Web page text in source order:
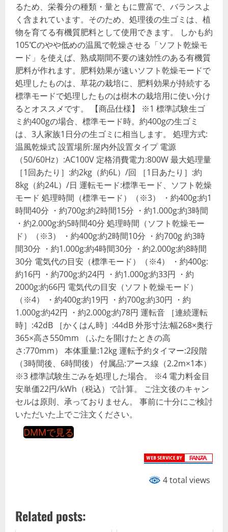
るため、栄養分の種類・量ともに豊富で、バランスよ
く含まれています。そのため、処理後の生ゴミは、植
物を育てる有機質肥料として使用できます。 しかも約
105℃のやや低めの温風で乾燥させる「ソフト乾燥モ
ード」を使えば、熟成期間不要の速効性のある有機質
肥料が作れます。肥料効果が速いソフト乾燥モードで
処理したものは、草花の栽培に、肥料効果が持続する
標準モードで処理したものは樹木の栽培用に使い分け
るとオススメです。 【商品仕様】 ※1 標準試験生ゴ
ミ約400gの場合、標準モード時。約400gの生ゴミ
は、3人家族1日分の生ゴミに相当します。 処理方式:
温風乾燥式 設置場所:屋内外設置タイプ 電源
（50/60Hz）:AC100V 定格消費電力:800W 最大処理量
［1回あたり］:約2kg（約6L）/回 ［1日あたり］:約
8kg（約24L）/日 運転モード:標準モード、ソフト乾燥
モード 処理時間（標準モード）（※3） ・約400g:約1
時間40分 ・約700g:約2時間15分 ・約1.000g:約3時間
・約2.000g:約5時間40分 処理時間（ソフト乾燥モー
ド）（※3） ・約400g:約2時間10分 ・約700g 約3時
間30分 ・約1.000g:約4時間30分 ・約2.000g:約8時間
30分 電気代の目安（標準モード）（※4） ・約400g:
約16円 ・約700g:約24円 ・約1.000g:約33円 ・約
2000g:約66円 電気代の目安（ソフト乾燥モード）
（※4） ・約400g:約19円 ・約700g:約30円 ・約
1.000g:約42円 ・約2.000g:約78円 運転音 ［連続運転
時］:42dB ［かくはん時］:44dB 外形寸法:幅268×奥行
365×高さ550mm （ふたを開けたときの高
さ:770mm） 本体重量:12kg 運転予約タイマー:2段階
（3時間後、6時間後） 付属品:アース線（2.2m×1本）
※3 標準試験生ごみを処理した場合。 ※4 電力料金目
安単価22円/kWh（税込）で計算。 ご注文後のキャン
セルは原則、承っておりません。 事前に十分にご検討
いただいた上でご注文ください。
DMMで見る
4 total views
Related posts: